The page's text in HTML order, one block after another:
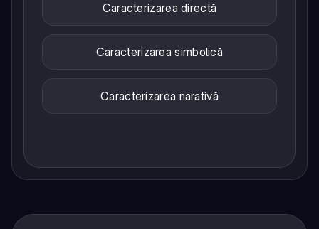
Caracterizarea directă
Caracterizarea simbolică
Caracterizarea narativă